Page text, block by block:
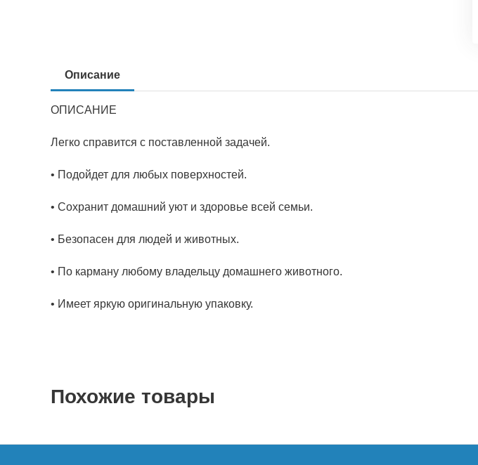
Описание
ОПИСАНИЕ
Легко справится с поставленной задачей.
• Подойдет для любых поверхностей.
• Сохранит домашний уют и здоровье всей семьи.
• Безопасен для людей и животных.
• По карману любому владельцу домашнего животного.
• Имеет яркую оригинальную упаковку.
Похожие товары